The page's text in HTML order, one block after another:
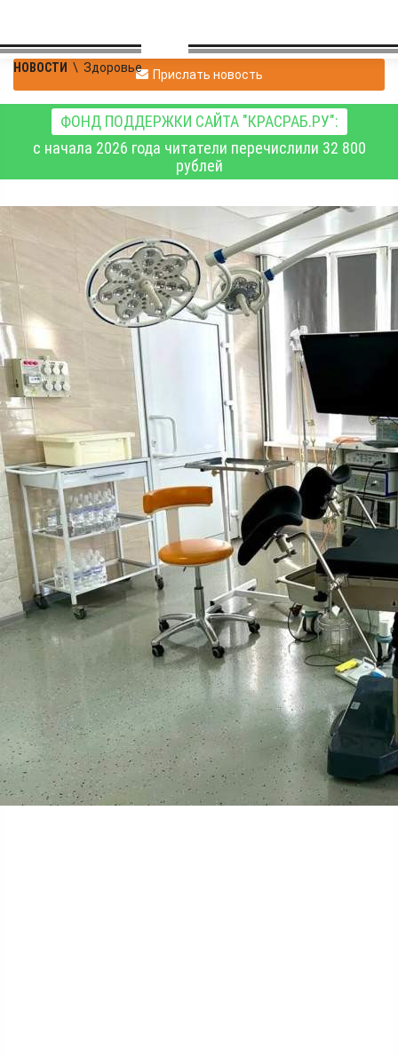
НОВОСТИ \ Здоровье Прислать новость
ФОНД ПОДДЕРЖКИ САЙТА "КРАСРАБ.РУ":
с начала 2026 года читатели перечислили 32 800
рублей
Красноярский
межрайонный
родильный дом № 1
получил современные
медицинские аппараты
Здоровье
06.06.2026 11:30489